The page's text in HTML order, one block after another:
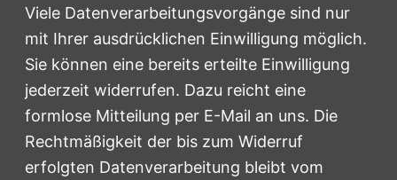
Viele Datenverarbeitungsvorgänge sind nur
mit Ihrer ausdrücklichen Einwilligung möglich.
Sie können eine bereits erteilte Einwilligung
jederzeit widerrufen. Dazu reicht eine
formlose Mitteilung per E-Mail an uns. Die
Rechtmäßigkeit der bis zum Widerruf
erfolgten Datenverarbeitung bleibt vom